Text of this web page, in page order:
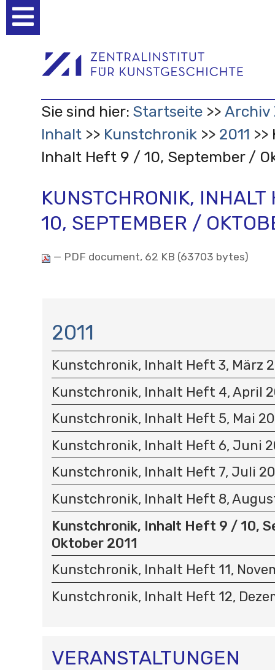
Werkzeuge
Sie sind hier: Startseite
Archiv
Inhalt
Kunstchronik 2011
Inhalt Heft 9 / 10, September /
KUNSTCHRONIK,
10, SEPTEMBER /
— PDF document, 62 KB (63703 bytes)
A
V
I
G
A
T
I
O
N
2011
Kunstchronik, Inhalt Heft 3, März
Kunstchronik, Inhalt Heft 4, April
Kunstchronik, Inhalt Heft 5, Mai
Kunstchronik, Inhalt Heft 6, Juni
Kunstchronik, Inhalt Heft 7, Juli
Kunstchronik, Inhalt Heft 8,
Kunstchronik, Inhalt Heft 9 / 10,
Oktober 2011
Kunstchronik, Inhalt Heft 11,
Kunstchronik, Inhalt Heft 12,
VERANSTALTUNGEN